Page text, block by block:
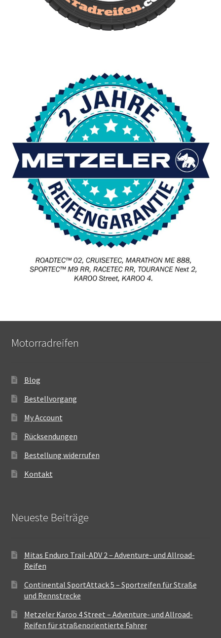
Motorradreifen
Blog
Bestellvorgang
My Account
Rücksendungen
Bestellung widerrufen
Kontakt
Neueste Beiträge
Mitas Enduro Trail-ADV 2 – Adventure- und Allroad-
Reifen
Continental SportAttack 5 – Sportreifen für Straße
und Rennstrecke
Metzeler Karoo 4 Street – Adventure- und Allroad-
Reifen für straßenorientierte Fahrer